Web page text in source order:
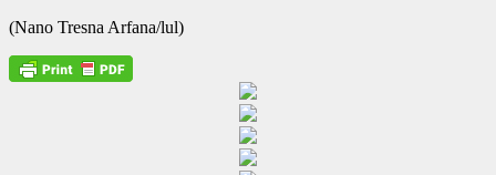
(Nano Tresna Arfana/lul)